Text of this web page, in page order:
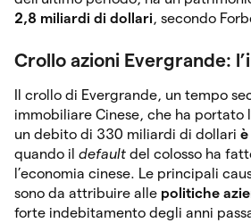
2,8 miliardi di dollari, secondo
Crollo azioni Evergrande:
Il crollo di Evergrande, un tempo
immobiliare Cinese, che ha portato
un debito di 330 miliardi di dollari
quando il default del colosso ha
l’economia cinese. Le principali
sono da attribuire alle politiche
forte indebitamento degli anni